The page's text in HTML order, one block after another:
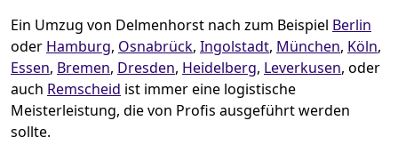
Ein Umzug von Delmenhorst nach zum Beispiel Berlin
oder Hamburg, Osnabrück, Ingolstadt, München, Köln,
Essen, Bremen, Dresden, Heidelberg, Leverkusen, oder
auch Remscheid ist immer eine logistische
Meisterleistung, die von Profis ausgeführt werden
sollte.